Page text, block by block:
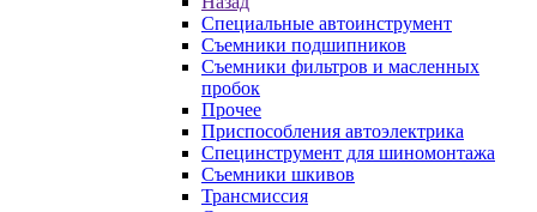
Специальные автоинструмент
Съемники подшипников
Съемники фильтров и масленных
пробок
Прочее
Приспособления автоэлектрика
Специнструмент для шиномонтажа
Съемники шкивов
Трансмиссия